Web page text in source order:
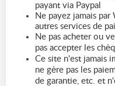
payant via Paypal
Ne payez jamais
autres services de
Ne pas acheter ou
pas accepter les
Ce site n'est jamais
ne gère pas les
de garantie, etc. et